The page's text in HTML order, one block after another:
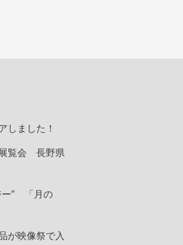
しました！
展覧会 長野県
ー” 「月の
が映像祭で入